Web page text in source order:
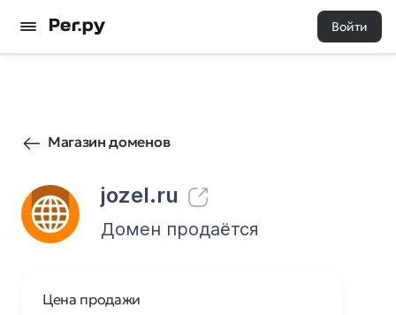
Войти
Магазин доменов
jozel.ru
0 0
Домен продаётся
Цена продажи